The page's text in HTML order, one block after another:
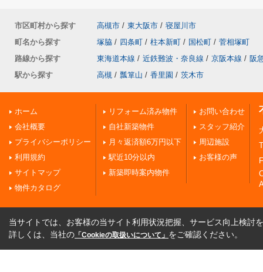
市区町村から探す 高槻市 / 東大阪市 / 寝屋川市
町名から探す
塚脇 / 四条町 / 柱本新町 / 国松町 / 菅相塚町
路線から探す
東海道本線 / 近鉄難波・奈良線 / 京阪本線 / 阪
駅から探す
高槻 / 瓢箪山 / 香里園 / 茨木市
ホーム
会社概要
プライバシーポリシー
利用規約
サイトマップ
物件カタログ
リフォーム済み物件
自社新築物件
月々返済額6万円以下
駅近10分以内
新築即時案内物件
お問い合わせ
スタッフ紹介
周辺施設
お客様の声
当サイトでは、お客様の当サイト利用状況把握、サービス向上検討
詳しくは、当社の 「Cookieの取扱いについて」 をご確認ください。